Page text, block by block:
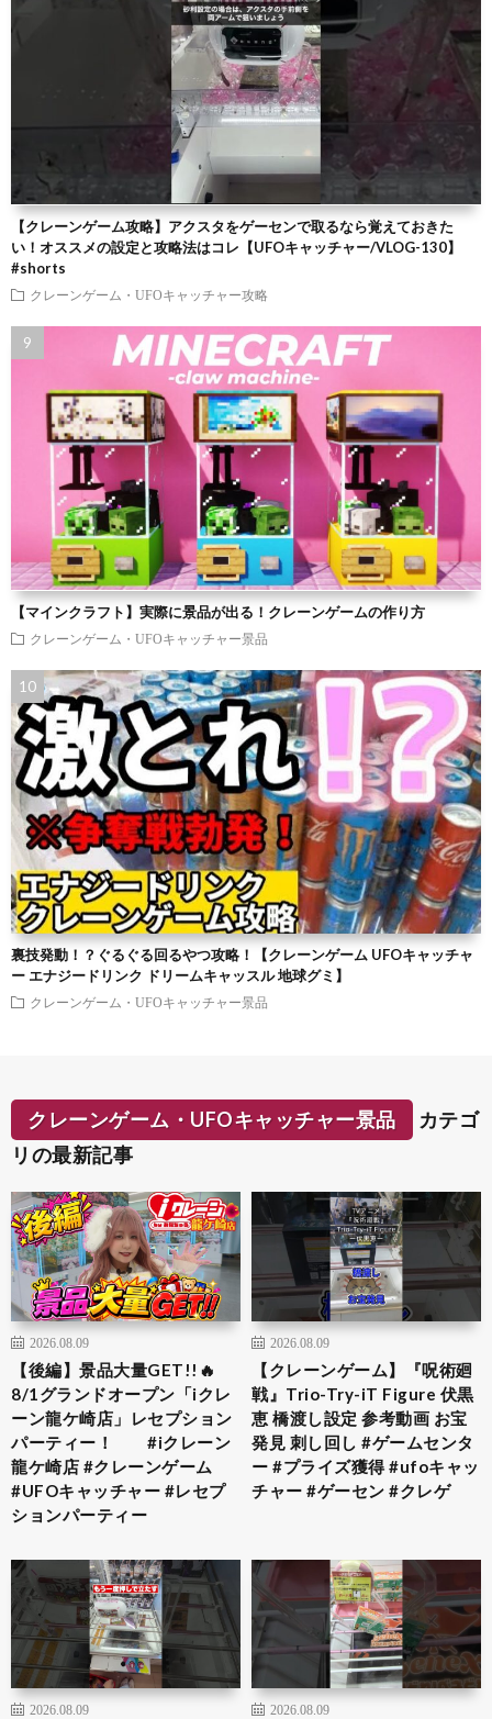
【クレーンゲーム攻略】アクスタをゲーセンで取るなら覚えておきた
い！オススメの設定と攻略法はコレ【UFOキャッチャー/VLOG-130】
#shorts
クレーンゲーム・UFOキャッチャー攻略
【マインクラフト】実際に景品が出る！クレーンゲームの作り方
クレーンゲーム・UFOキャッチャー景品
裏技発動！？ぐるぐる回るやつ攻略！【クレーンゲーム UFOキャッチャ
ー エナジードリンク ドリームキャッスル 地球グミ】
クレーンゲーム・UFOキャッチャー景品
クレーンゲーム・UFOキャッチャー景品
カテゴ
リの最新記事
2026.08.09
【後編】景品大量GET!!🔥
8/1グランドオープン「iクレ
ーン龍ケ崎店」レセプション
パーティー！ #iクレーン
龍ケ崎店 #クレーンゲーム
#UFOキャッチャー #レセプ
ションパーティー
2026.08.09
【クレーンゲーム】『呪術廻
戦』Trio-Try-iT Figure 伏黒
恵 橋渡し設定 参考動画 お宝
発見 刺し回し #ゲームセンタ
ー #プライズ獲得 #ufoキャッ
チャー #ゲーセン #クレゲ
2026.08.09 2026.08.09